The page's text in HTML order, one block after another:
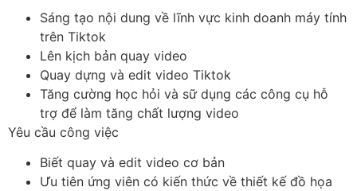
Sáng tạo nội dung về lĩnh vực kinh doanh máy tính
trên Tiktok
Lên kịch bản quay video
Quay dựng và edit video Tiktok
Tăng cường học hỏi và sữ dụng các công cụ hỗ
trợ để làm tăng chất lượng video
Yêu cầu công việc
Biết quay và edit video cơ bản
Ưu tiên ứng viên có kiến thức về thiết kế đồ họa